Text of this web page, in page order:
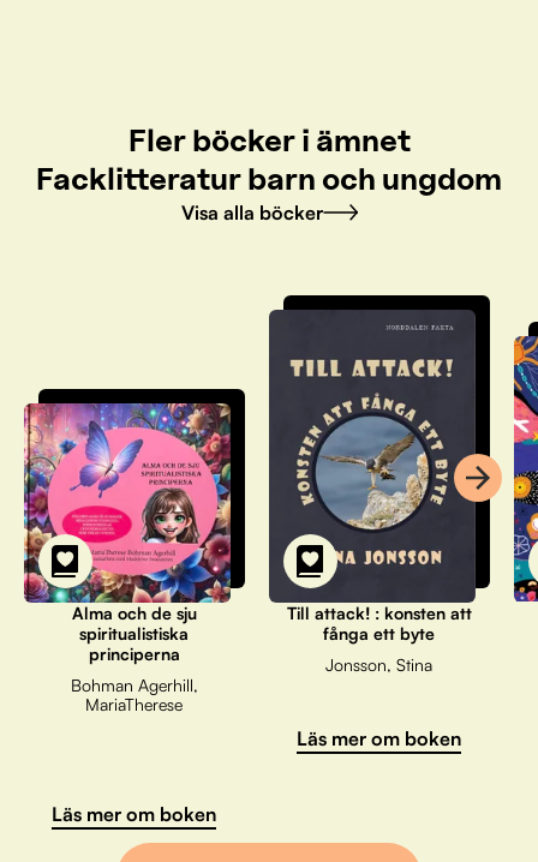
Fler böcker i ämnet
Facklitteratur barn och ungdom
Visa alla böcker
Alma och de sju
spiritualistiska
principerna
Bohman Agerhill,
MariaTherese
Läs mer om boken
Till attack! : konsten att
fånga ett byte
Jonsson, Stina
Läs mer om boken